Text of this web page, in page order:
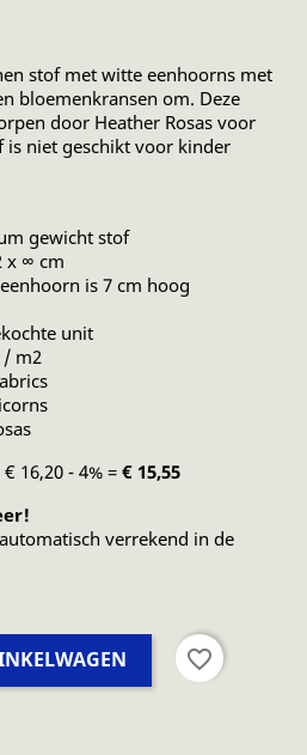
stof met witte eenhoorns met
bloemenkransen om. Deze
door Heather Rosas voor
is niet geschikt voor kinder
gewicht stof
x ∞ cm
is 7 cm hoog
unit
/ m2
16,20 - 4% = € 15,55
verrekend in de
favorite_border